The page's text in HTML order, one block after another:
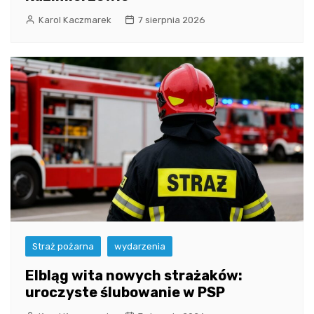
Karol Kaczmarek 7 sierpnia 2026
Straż pożarna wydarzenia
Elbląg wita nowych strażaków:
uroczyste ślubowanie w PSP